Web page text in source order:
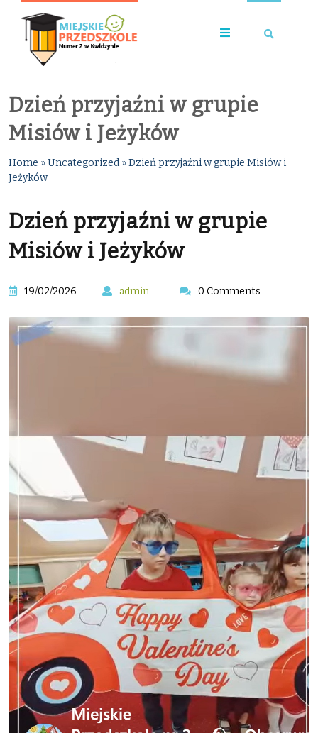
Dzień przyjaźni w grupie
Misiów i Jeżyków
Home »Uncategorized »Dzień przyjaźni w grupie Misiów i
Jeżyków
Dzień przyjaźni w grupie
Misiów i Jeżyków
19/02/2026 admin 0 Comments